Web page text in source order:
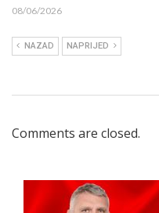
08/06/2026
NAZAD NAPRIJED
Comments are closed.